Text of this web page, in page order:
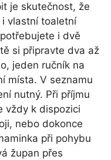
je skutečnost, že
vlastní toaletní
i dvě
si připravte dva až
jeden ručník na
místa. V seznamu
nutný. Při příjmu
vždy k dispozici
nebo dokonce
při pohybu
župan přes